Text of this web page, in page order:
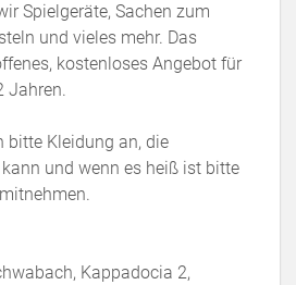
Spielgeräte, Sachen zum
und vieles mehr. Das
kostenloses Angebot für
Jahren.
bitte Kleidung an, die
und wenn es heiß ist bitte
Kappadocia 2,